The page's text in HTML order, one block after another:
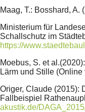
Maag, T.: Bosshard,
Ministerium für
Schallschutz im
https://
Moebus, S. et
Lärm und Stille (Online
Origer, Claude (2015):
Fallbeispiel
akustik.de/